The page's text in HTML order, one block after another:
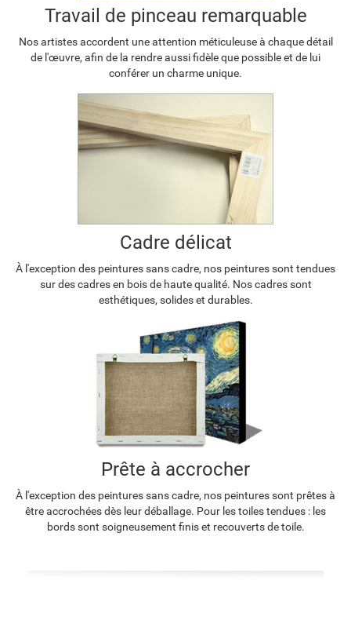
Travail de pinceau remarquable
Nos artistes accordent une attention méticuleuse à chaque détail
de l'œuvre, afin de la rendre aussi fidèle que possible et de lui
conférer un charme unique.
Cadre délicat
À l'exception des peintures sans cadre, nos peintures sont tendues
sur des cadres en bois de haute qualité. Nos cadres sont
esthétiques, solides et durables.
Prête à accrocher
À l'exception des peintures sans cadre, nos peintures sont prêtes à
être accrochées dès leur déballage. Pour les toiles tendues : les
bords sont soigneusement finis et recouverts de toile.